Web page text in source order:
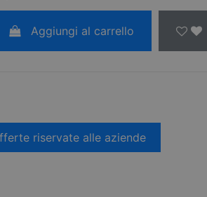
Aggiungi al carrello
riservate alle aziende